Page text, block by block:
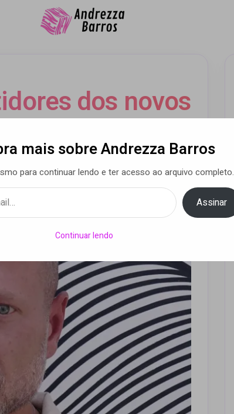
dos novos
e
set 2024
mais sobre Andrezza Barros
para continuar lendo e ter acesso ao arquivo completo.
Assinar
Continuar lendo